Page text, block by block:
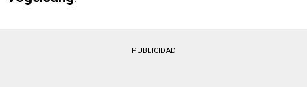
PUBLICIDAD